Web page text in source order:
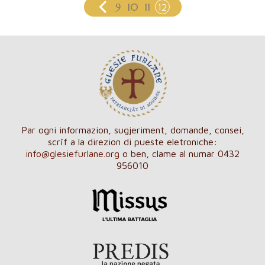
9 10 11 12
Par ogni informazion, sugjeriment, domande, consei,
scrîf a la direzion di pueste eletroniche:
info@glesiefurlane.org o ben, clame al numar 0432
956010